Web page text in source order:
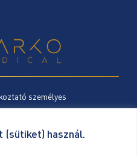
(sütiket) használ.
személyes